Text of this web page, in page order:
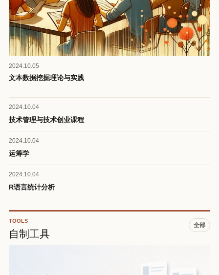
2024.10.05
文本数据挖掘理论与实践
2024.10.04
技术管理与技术创业课程
2024.10.04
运筹学
2024.10.04
R语言统计分析
TOOLS
自制工具
全部